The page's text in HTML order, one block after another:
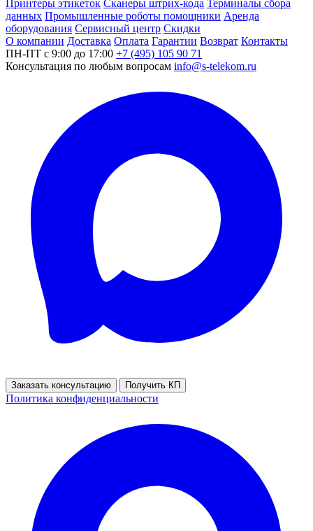
Принтеры этикеток Сканеры штрих-кода Терминалы сбора
данных Промышленные роботы помощники Аренда
оборудования Сервисный центр Скидки
О компании Доставка Оплата Гарантии Возврат Контакты
ПН-ПТ с 9:00 до 17:00 +7 (495) 105 90 71
Консультация по любым вопросам info@s-telekom.ru
Заказать консультацию Получить КП
Политика конфиденциальности